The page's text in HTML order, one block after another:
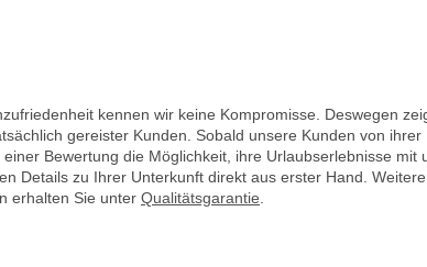
kennen wir keine Kompromisse. Deswegen
gereister Kunden. Sobald unsere Kunden von ihrer
Bewertung die Möglichkeit, ihre Urlaubserlebnisse mit
Details zu Ihrer Unterkunft direkt aus erster Hand. Weitere
erhalten Sie unter Qualitätsgarantie.